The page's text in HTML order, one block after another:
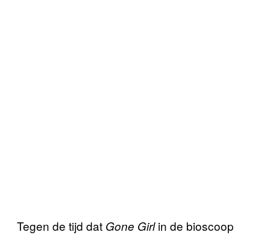
Tegen de tijd dat Gone Girlin de bioscoop